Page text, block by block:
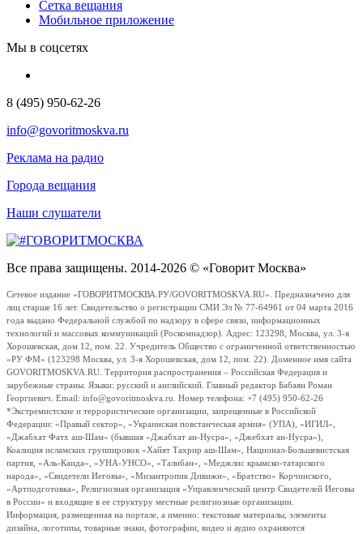
Сетка вещания
Мобильное приложение
Мы в соцсетях
8 (495) 950-62-26
info@govoritmoskva.ru
Реклама на радио
Города вещания
Наши слушатели
Все права защищены. 2014-2026 © «Говорит Москва»
Сетевое издание «ГОВОРИТМОСКВА.РУ/GOVORITMOSKVA.RU». Предназначено для
лиц старше 16 лет. Свидетельство о регистрации СМИ Эл № 77-64961 от 04 марта 2016
года выдано Федеральной службой по надзору в сфере связи, информационных
технологий и массовых коммуникаций (Роскомнадзор). Адрес: 123298, Москва, ул. 3-я
Хорошевская, дом 12, пом. 22. Учредитель Общество с ограниченной ответственностью
«РУ ФМ» (123298 Москва, ул. 3-я Хорошевская, дом 12, пом. 22). Доменное имя сайта
GOVORITMOSKVA.RU. Территория распространения – Российская Федерация и
зарубежные страны. Языки: русский и английский. Главный редактор Бабаян Роман
Георгиевич. Email: info@govoritmoskva.ru. Номер телефона: +7 (495) 950-62-26
*Экстремистские и террористические организации, запрещенные в Российской
Федерации: «Правый сектор», «Украинская повстанческая армия» (УПА), «ИГИЛ»,
«Джабхат Фатх аш-Шам» (бывшая «Джабхат ан-Нусра», «Джебхат ан-Нусра»),
Коалиция исламских группировок «Хайят Тахрир аш-Шам», Национал-Большевистская
партия, «Аль-Каида», «УНА-УНСО», «Талибан», «Меджлис крымско-татарского
народа», «Свидетели Иеговы», «Мизантропик Дивижн», «Братство» Корчинского,
«Артподготовка», Религиозная организация «Управленческий центр Свидетелей Иеговы
в России» и входящие в ее структуру местные религиозные организации.
Информация, размещенная на портале, а именно: текстовые материалы, элементы
дизайна, логотипы, товарные знаки, фотографии, видео и аудио охраняются